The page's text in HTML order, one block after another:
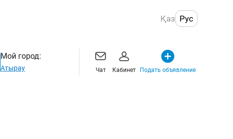
Қаз Рус
Мой город:
Атырау Чат Кабинет Подать объявление